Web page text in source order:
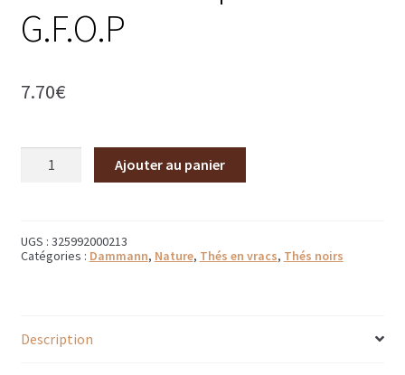
Bougies parfumées Durance
Diffuseurs de parfum
Salle de bain
G.F.O.P
7.70€
G.F.O.P
Ajouter au panier
UGS : 325992000213
Catégories : Dammann, Nature, Thés en vracs, Thés noirs
Description